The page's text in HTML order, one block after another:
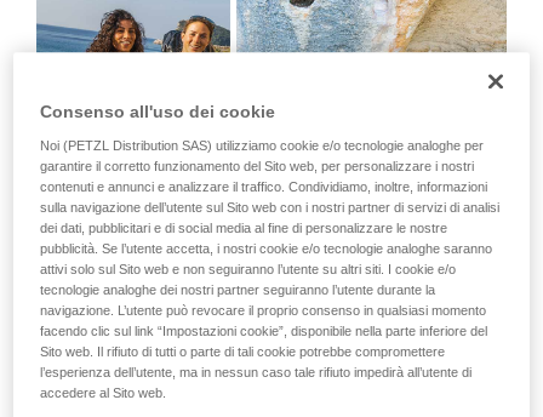
A sinistra, Wafaa Amer e Federica Mingolla
al ritorno da Capo Noli.
A destra, Federica Mingolla sulla mitica via
"Viaggio nel futuro", 7c+, a Monte Sordo.
Consenso all'uso dei cookie
Noi (PETZL Distribution SAS) utilizziamo cookie e/o tecnologie analoghe per
garantire il corretto funzionamento del Sito web, per personalizzare i nostri
contenuti e annunci e analizzare il traffico. Condividiamo, inoltre, informazioni
sulla navigazione dell’utente sul Sito web con i nostri partner di servizi di analisi
dei dati, pubblicitari e di social media al fine di personalizzare le nostre
pubblicità. Se l’utente accetta, i nostri cookie e/o tecnologie analoghe saranno
attivi solo sul Sito web e non seguiranno l’utente su altri siti. I cookie e/o
tecnologie analoghe dei nostri partner seguiranno l’utente durante la
navigazione. L’utente può revocare il proprio consenso in qualsiasi momento
facendo clic sul link “Impostazioni cookie”, disponibile nella parte inferiore del
Sito web. Il rifiuto di tutti o parte di tali cookie potrebbe compromettere
l’esperienza dell’utente, ma in nessun caso tale rifiuto impedirà all’utente di
accedere al Sito web.